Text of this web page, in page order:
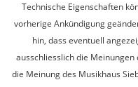
Technische Eigenschaften
vorherige Ankündigung
hin, dass eventuell
ausschliesslich die
die Meinung des Musikhaus